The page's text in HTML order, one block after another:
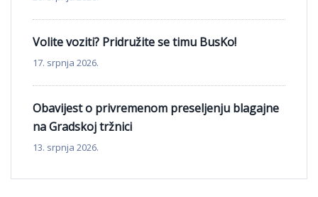
Volite voziti? Pridružite se timu BusKo!
17. srpnja 2026.
Obavijest o privremenom preseljenju blagajne
na Gradskoj tržnici
13. srpnja 2026.